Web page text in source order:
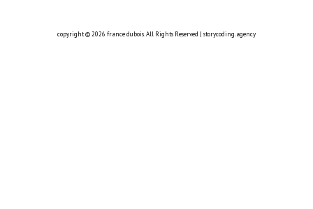
copyright © 2026 france dubois . All Rights Reserved | storycoding.agency